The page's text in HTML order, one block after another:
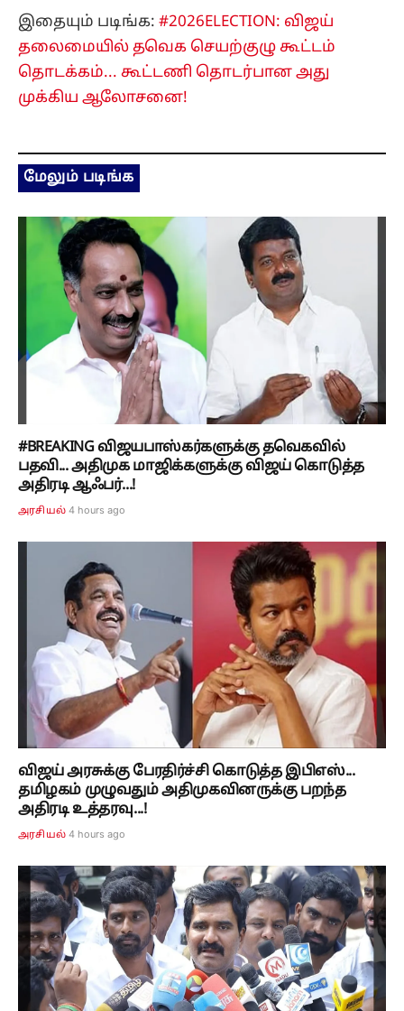
இதையும் படிங்க: #2026ELECTION: விஜய்
தலைமையில் தவெக செயற்குழு கூட்டம்
தொடக்கம்... கூட்டணி தொடர்பான அது
முக்கிய ஆலோசனை!
மேலும் படிங்க
#BREAKING விஜயபாஸ்கர்களுக்கு தவெகவில்
பதவி... அதிமுக மாஜிக்களுக்கு விஜய் கொடுத்த
அதிரடி ஆஃபர்...!
அரசியல் 4 hours ago
விஜய் அரசுக்கு பேரதிர்ச்சி கொடுத்த இபிஎஸ்...
தமிழகம் முழுவதும் அதிமுகவினருக்கு பறந்த
அதிரடி உத்தரவு...!
அரசியல் 4 hours ago